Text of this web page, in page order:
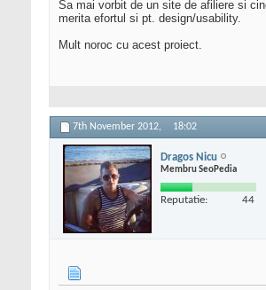
Sa mai vorbit de un site de afiliere si
merita efortul si pt. design/usability.
Mult noroc cu acest proiect.
7th November 2012, 18:02
Dragos Nicu
Membru SeoPedia
Reputatie: 44